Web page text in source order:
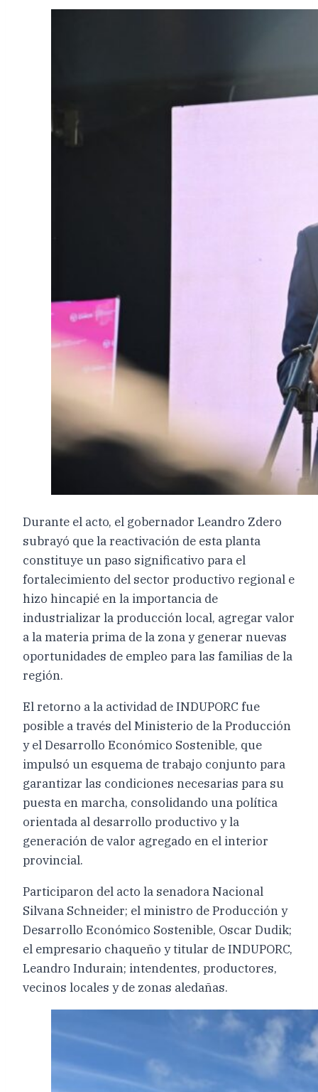
Durante el acto, el gobernador Leandro Zdero
subrayó que la reactivación de esta planta
constituye un paso significativo para el
fortalecimiento del sector productivo regional e
hizo hincapié en la importancia de
industrializar la producción local, agregar valor
a la materia prima de la zona y generar nuevas
oportunidades de empleo para las familias de la
región.
El retorno a la actividad de INDUPORC fue
posible a través del Ministerio de la Producción
y el Desarrollo Económico Sostenible, que
impulsó un esquema de trabajo conjunto para
garantizar las condiciones necesarias para su
puesta en marcha, consolidando una política
orientada al desarrollo productivo y la
generación de valor agregado en el interior
provincial.
Participaron del acto la senadora Nacional
Silvana Schneider; el ministro de Producción y
Desarrollo Económico Sostenible, Oscar Dudik;
el empresario chaqueño y titular de INDUPORC,
Leandro Indurain; intendentes, productores,
vecinos locales y de zonas aledañas.